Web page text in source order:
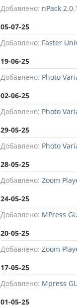
Добавлено: nPack
05-07-25
Добавлено: Faster
19-06-25
Добавлено: Photo
02-06-25
Добавлено: Photo
29-05-25
Добавлено: Photo
28-05-25
Добавлено: Zoom
24-05-25
Добавлено: MPress
20-05-25
Добавлено: Zoom
17-05-25
Добавлено: Mpress
01-05-25